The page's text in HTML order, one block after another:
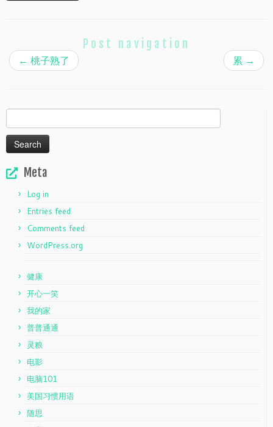
Post navigation
← 桃子熟了 累 →
for:
Meta
Log in
Entries feed
Comments feed
WordPress.org
健康
开心一笑
我的家
普普通通
灵粮
电影
电脑101
美国习惯用语
随思